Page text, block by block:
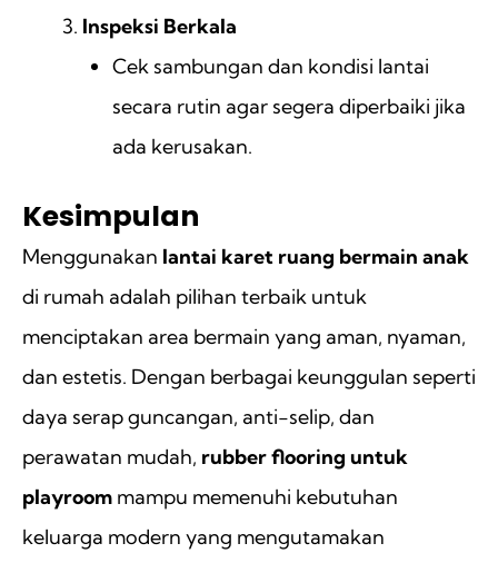
Inspeksi Berkala
Cek sambungan dan kondisi lantai
secara rutin agar segera diperbaiki jika
ada kerusakan.
Kesimpulan
Menggunakan lantai karet ruang bermain anak
di rumah adalah pilihan terbaik untuk
menciptakan area bermain yang aman, nyaman,
dan estetis. Dengan berbagai keunggulan seperti
daya serap guncangan, anti-selip, dan
perawatan mudah, rubber flooring untuk
playroom mampu memenuhi kebutuhan
keluarga modern yang mengutamakan